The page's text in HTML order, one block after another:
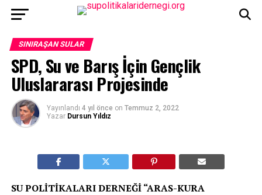
SINIRAŞAN SULAR
SPD, Su ve Barış İçin Gençlik
Uluslararası Projesinde
Yayınlandı 4 yıl önce on Temmuz 2, 2022
Yazar Dursun Yıldız
SU POLİTİKALARI DERNEĞİ “ARAS-KURA